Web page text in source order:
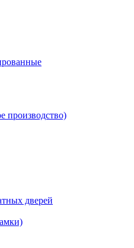
производство)
дверей